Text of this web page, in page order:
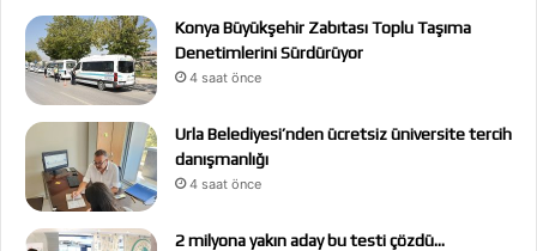
Konya Büyükşehir Zabıtası Toplu Taşıma
Denetimlerini Sürdürüyor
4 saat önce
Urla Belediyesi’nden ücretsiz üniversite tercih
danışmanlığı
4 saat önce
2 milyona yakın aday bu testi çözdü…